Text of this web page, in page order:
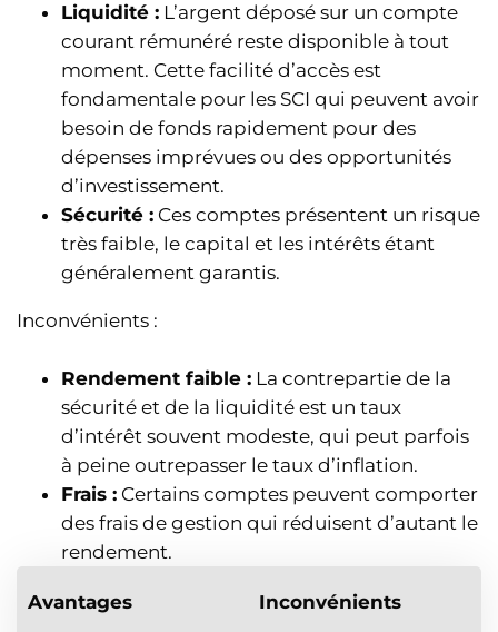
Liquidité : L’argent déposé sur un compte
courant rémunéré reste disponible à tout
moment. Cette facilité d’accès est
fondamentale pour les SCI qui peuvent avoir
besoin de fonds rapidement pour des
dépenses imprévues ou des opportunités
d’investissement.
Sécurité : Ces comptes présentent un risque
très faible, le capital et les intérêts étant
généralement garantis.
Inconvénients :
Rendement faible : La contrepartie de la
sécurité et de la liquidité est un taux
d’intérêt souvent modeste, qui peut parfois
à peine outrepasser le taux d’inflation.
Frais : Certains comptes peuvent comporter
des frais de gestion qui réduisent d’autant le
rendement.
Avantages Inconvénients